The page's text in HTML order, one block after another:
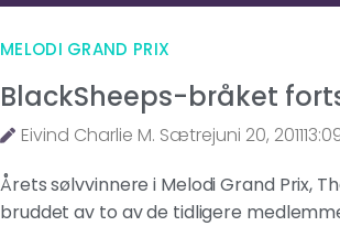
MELODI GRAND PRIX
BlackSheeps-bråket
Eivind Charlie M. Sætrejuni 20, 2011
Årets sølvvinnere i Melodi Grand Prix,
bruddet av to av de tidligere